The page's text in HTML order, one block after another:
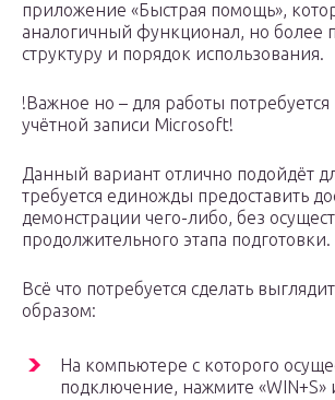
приложение «Быстрая помощь»,
аналогичный функционал, но более
структуру и порядок использования.
!Важное но – для работы
учётной записи Microsoft!
Данный вариант отлично подойдёт
требуется единожды предоставить
демонстрации чего-либо, без
продолжительного этапа подготовки.
Всё что потребуется сделать
образом:
На компьютере с которого
подключение, нажмите «WIN+S»